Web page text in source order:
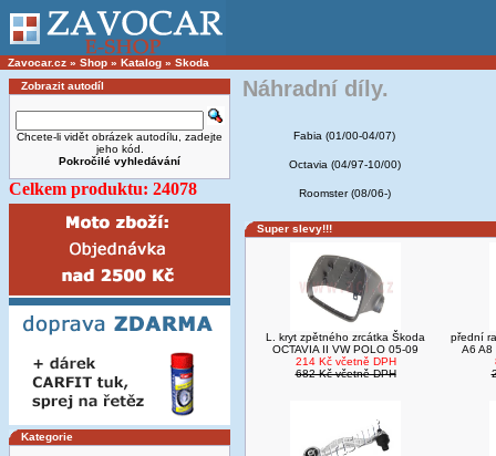
Zavocar.cz » Shop » Katalog » Skoda
Zobrazit autodíl
Chcete-li vidět obrázek autodílu, zadejte
jeho kód.
Pokročilé vyhledávání
Celkem produktu: 24078
Kategorie
Náhradní díly.
Fabia (01/00-04/07)
Octavia (04/97-10/00)
Roomster (08/06-)
Super slevy!!!
L. kryt zpětného zrcátka Škoda
OCTAVIA II VW POLO 05-09
214 Kč včetně DPH
682 Kč včetně DPH
přední
A6 A8